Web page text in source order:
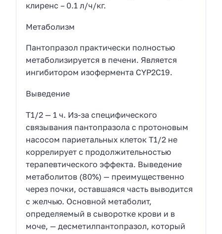
клиренс – 0.1 л/ч/кг.
Метаболизм
Пантопразол практически полностью
метаболизируется в печени. Является
ингибитором изофермента CYP2C19.
Выведение
Т1/2 — 1 ч. Из-за специфического
связывания пантопразола с протоновым
насосом париетальных клеток Т1/2 не
коррелирует с продолжительностью
терапевтического эффекта. Выведение
метаболитов (80%) — преимущественно
через почки, оставшаяся часть выводится
с желчью. Основной метаболит,
определяемый в сыворотке крови и в
моче, — десметилпантопразол, который